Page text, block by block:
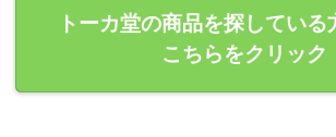
トーカ堂の商品を探している
こちらをクリック